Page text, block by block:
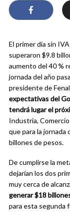
El primer día sin
superaron $9.8
aumento del 40 %
jornada del año
presidente de
expectativas del
tendrá lugar el
Industria,
que para la
billones de pesos.
De cumplirse la
dejarían los dos
muy cerca de
generar $18
para esta segunda